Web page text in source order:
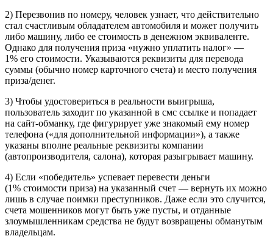
2) Перезвонив по номеру, человек узнает, что действительно
стал счастливым обладателем автомобиля и может получить
либо машину, либо ее стоимость в денежном эквиваленте.
Однако для получения приза «нужно уплатить налог» —
1% его стоимости. Указываются реквизиты для перевода
суммы (обычно номер карточного счета) и место получения
приза/денег.
3) Чтобы удостовериться в реальности выигрыша,
пользователь заходит по указанной в смс ссылке и попадает
на сайт-обманку, где фигурирует уже знакомый ему номер
телефона («для дополнительной информации»), а также
указаны вполне реальные реквизиты компании
(автопроизводителя, салона), которая разыгрывает машину.
4) Если «победитель» успевает перевести деньги
(1% стоимости приза) на указанный счет — вернуть их можно
лишь в случае поимки преступников. Даже если это случится,
счета мошенников могут быть уже пусты, и отданные
злоумышленникам средства не будут возвращены обманутым
владельцам.